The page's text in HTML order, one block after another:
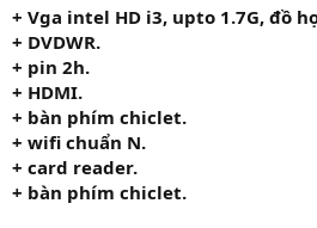
+ Vga intel HD i3, upto 1.7G, đồ
+ DVDWR.
+ pin 2h.
+ HDMI.
+ bàn phím chiclet.
+ wifi chuẩn N.
+ card reader.
+ bàn phím chiclet.